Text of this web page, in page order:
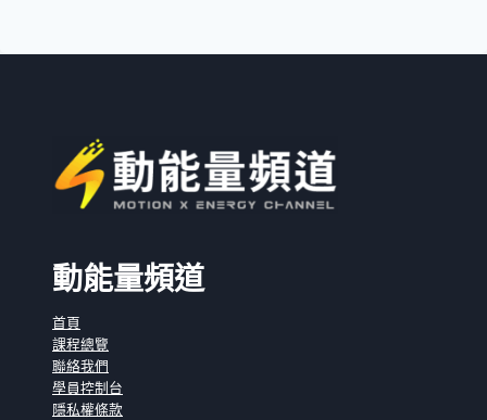
動能量頻道
首頁
課程總覽
聯絡我們
學員控制台
隱私權條款